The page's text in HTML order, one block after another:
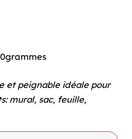
et peignable idéale pour
mural, sac, feuille,